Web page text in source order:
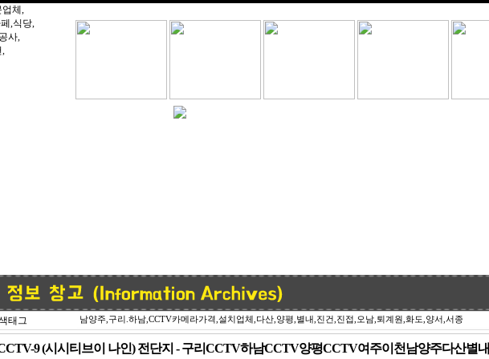
태그 남양주,구리.하남,CCTV카메라가격,설치업체,다산,양평,별내,진건,진접,오남,퇴계원,화도,양서,서종
9 (시시티브이 나인) 전단지 - 구리CCTV하남CCTV양평CCTV여주이천남양주다산별내